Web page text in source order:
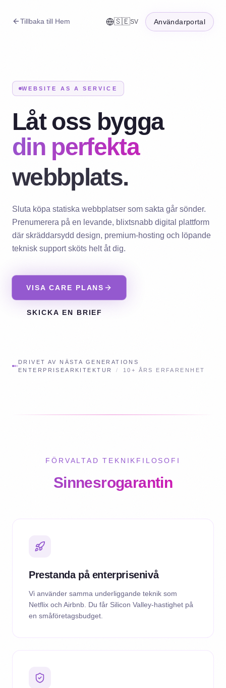
Tillbaka till Hem 🇸🇪SV Användarportal
WEBSITE AS A SERVICE
Låt oss bygga
din perfekta
webbplats.
Sluta köpa statiska webbplatser som sakta går sönder.
Prenumerera på en levande, blixtsnabb digital plattform
där skräddarsydd design, premium-hosting och löpande
teknisk support sköts helt åt dig.
VISA CARE PLANS
SKICKA EN BRIEF
DRIVET AV NÄSTA GENERATIONS
ENTERPRISEARKITEKTUR
/ 10+ ÅRS ERFARENHET
FÖRVALTAD TEKNIKFILOSOFI
Sinnesrogarantin
Prestanda på enterprisenivå
Vi använder samma underliggande teknik som
Netflix och Airbnb. Du får Silicon Valley-hastighet på
en småföretagsbudget.